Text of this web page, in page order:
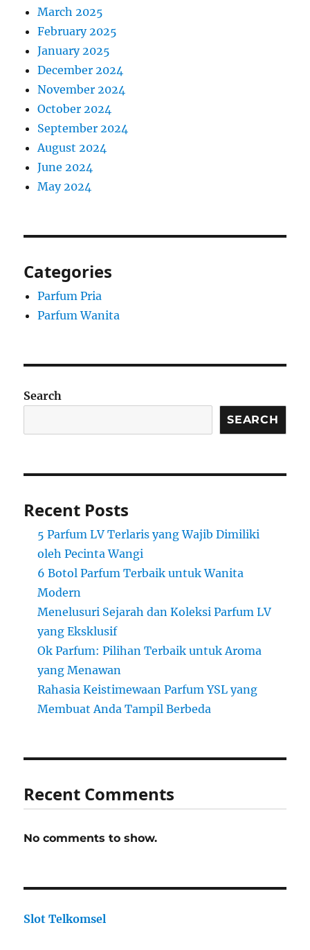
March 2025
February 2025
January 2025
December 2024
November 2024
October 2024
September 2024
August 2024
June 2024
May 2024
Categories
Parfum Pria
Parfum Wanita
Search
SEARCH
Recent Posts
5 Parfum LV Terlaris yang Wajib Dimiliki
oleh Pecinta Wangi
6 Botol Parfum Terbaik untuk Wanita
Modern
Menelusuri Sejarah dan Koleksi Parfum LV
yang Eksklusif
Ok Parfum: Pilihan Terbaik untuk Aroma
yang Menawan
Rahasia Keistimewaan Parfum YSL yang
Membuat Anda Tampil Berbeda
Recent Comments
No comments to show.
Slot Telkomsel